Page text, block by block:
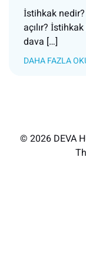
İstihkak
açılır?
dava […]
DAHA FAZLA
© 2026 DEVA